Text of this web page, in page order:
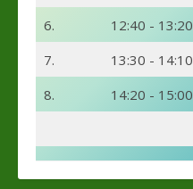
6.
12:40 - 13:20
7.
13:30 - 14:10
8.
14:20 - 15:00